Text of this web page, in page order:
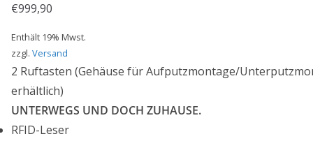
€999,90
Enthält 19% Mwst.
zzgl. Versand
2 Ruftasten (Gehäuse für Aufputzmontage/
erhältlich)
UNTERWEGS UND DOCH ZUHAUSE.
RFID-Leser